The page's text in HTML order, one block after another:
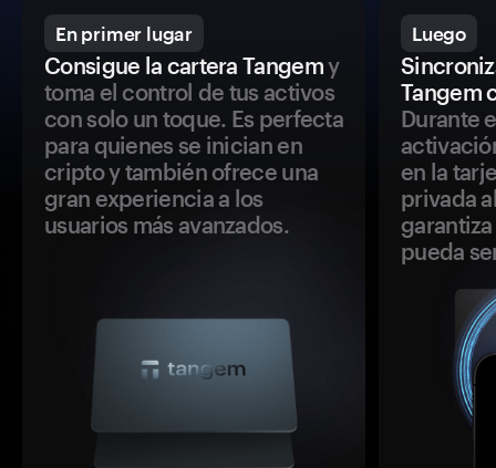
En primer lugar
Consigue la cartera Tangemy
toma el control de tus activos
con solo un toque. Es perfecta
para quienes se inician en
cripto y también ofrece una
gran experiencia a los
usuarios más avanzados.
Luego
Tangem
Durante
en la
privada
pueda